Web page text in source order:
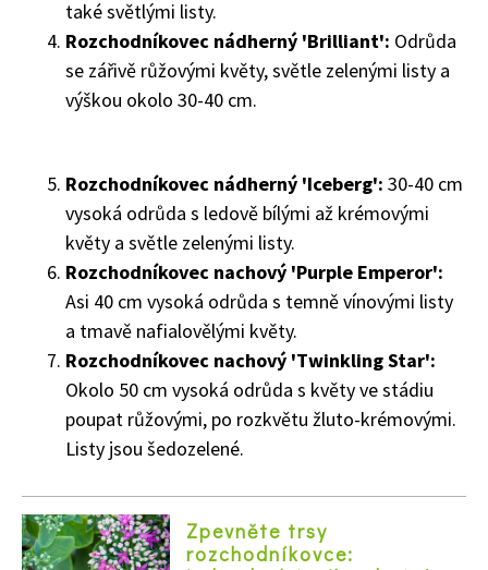
také světlými listy.
Rozchodníkovec nádherný 'Brilliant': Odrůda
se zářivě růžovými květy, světle zelenými listy a
výškou okolo 30-40 cm.
Rozchodníkovec nádherný 'Iceberg': 30-40 cm
vysoká odrůda s ledově bílými až krémovými
květy a světle zelenými listy.
Rozchodníkovec nachový 'Purple Emperor':
Asi 40 cm vysoká odrůda s temně vínovými listy
a tmavě nafialovělými květy.
Rozchodníkovec nachový 'Twinkling Star':
Okolo 50 cm vysoká odrůda s květy ve stádiu
poupat růžovými, po rozkvětu žluto-krémovými.
Listy jsou šedozelené.
Zpevněte trsy
rozchodníkovce: